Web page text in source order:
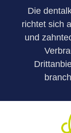
Die
richtet sich
und
Zum Hauptinhalt